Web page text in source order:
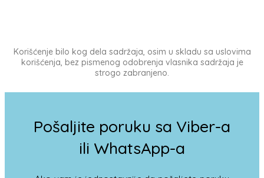
Korišćenje bilo kog dela sadržaja, osim u skladu sa uslovima
korišćenja, bez pismenog odobrenja vlasnika sadržaja je
strogo zabranjeno.
Pošaljite poruku sa Viber-a
ili WhatsApp-a